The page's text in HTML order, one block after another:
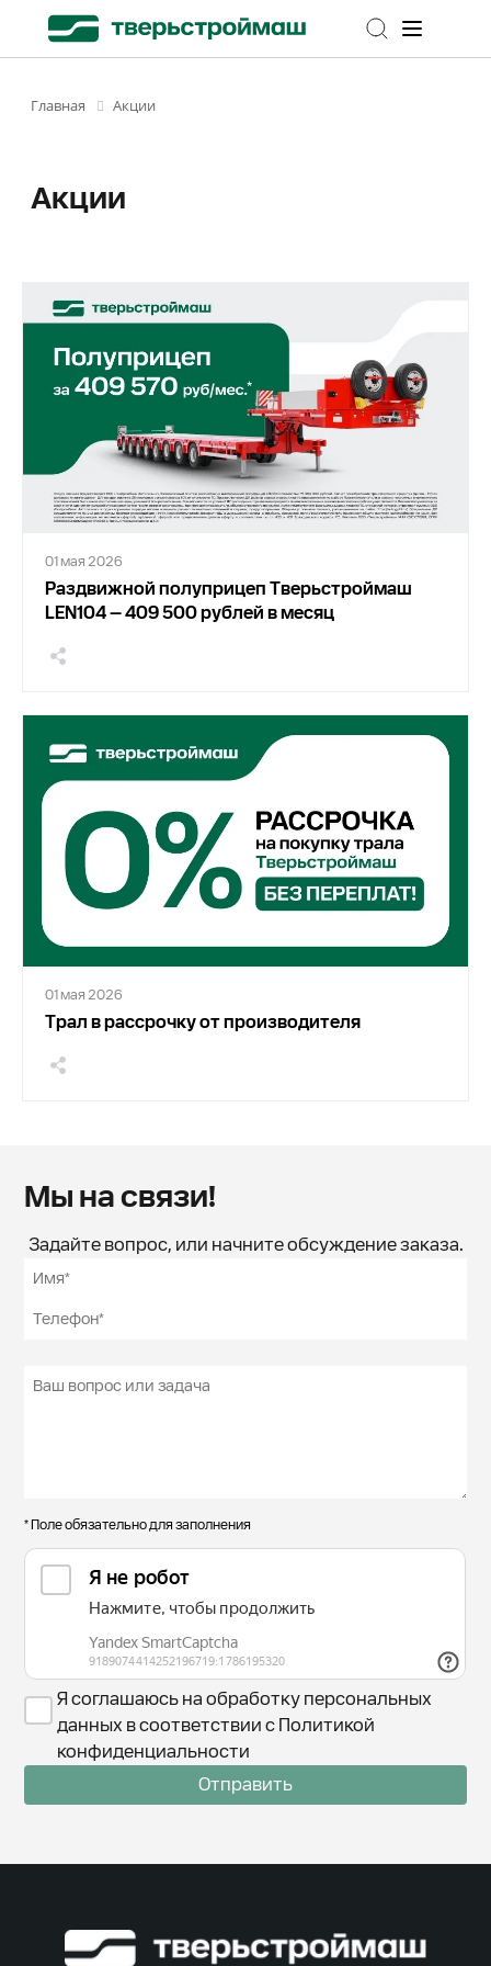
Главная Акции
Акции
01 мая 2026
Раздвижной полуприцеп Тверьстроймаш
LEN104 — 409 500 рублей в месяц
01 мая 2026
Трал в рассрочку от производителя
Мы на связи!
Задайте вопрос, или начните обсуждение заказа.
* Поле обязательно для заполнения
Я соглашаюсь на обработку персональных
данных в соответствии с Политикой
конфиденциальности
Отправить